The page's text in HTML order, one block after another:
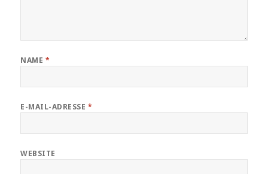
NAME *
E-MAIL-ADRESSE *
WEBSITE